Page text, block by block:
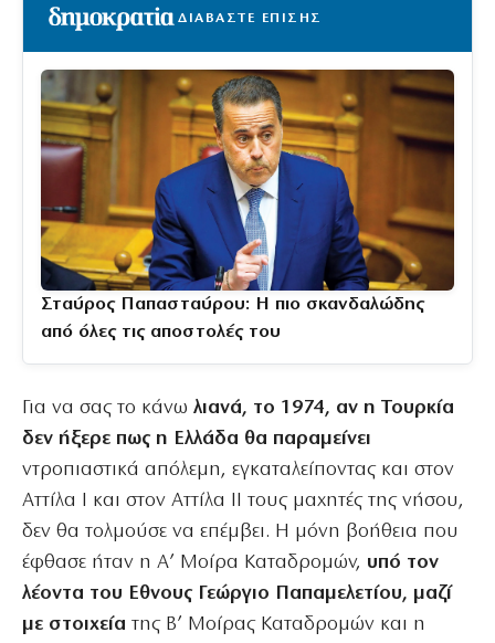
ΔΙΑΒΑΣΤΕ ΕΠΙΣΗΣ
Σταύρος Παπασταύρου: Η πιο σκανδαλώδης
από όλες τις αποστολές του
Για να σας το κάνω λιανά, το 1974, αν η Τουρκία
δεν ήξερε πως η Ελλάδα θα παραμείνει
ντροπιαστικά απόλεμη, εγκαταλείποντας και στον
Αττίλα Ι και στον Αττίλα ΙΙ τους μαχητές της νήσου,
δεν θα τολμούσε να επέμβει. Η μόνη βοήθεια που
έφθασε ήταν η Α’ Μοίρα Καταδρομών, υπό τον
λέοντα του Εθνους Γεώργιο Παπαμελετίου, μαζί
με στοιχεία της Β’ Μοίρας Καταδρομών και η